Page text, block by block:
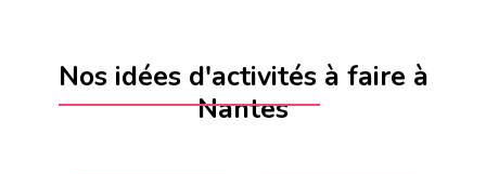
Nos idées d'activités à faire à
Nantes